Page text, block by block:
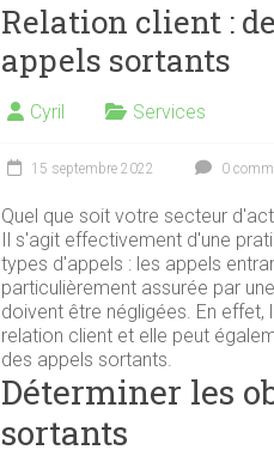
Relation client :
appels sortants
Cyril Services
15 septembre 2022 0
Quel que soit votre secteur
Il s'agit effectivement d'une
types d'appels : les appels
particulièrement assurée par
doivent être négligées. En
relation client et elle peut
des appels sortants.
Déterminer les
sortants